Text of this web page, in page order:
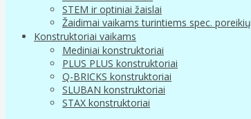
STEM ir optiniai žaislai
Žaidimai vaikams turintiems spec. poreikių
Konstruktoriai vaikams
Mediniai konstruktoriai
PLUS PLUS konstruktoriai
Q-BRICKS konstruktoriai
SLUBAN konstruktoriai
STAX konstruktoriai